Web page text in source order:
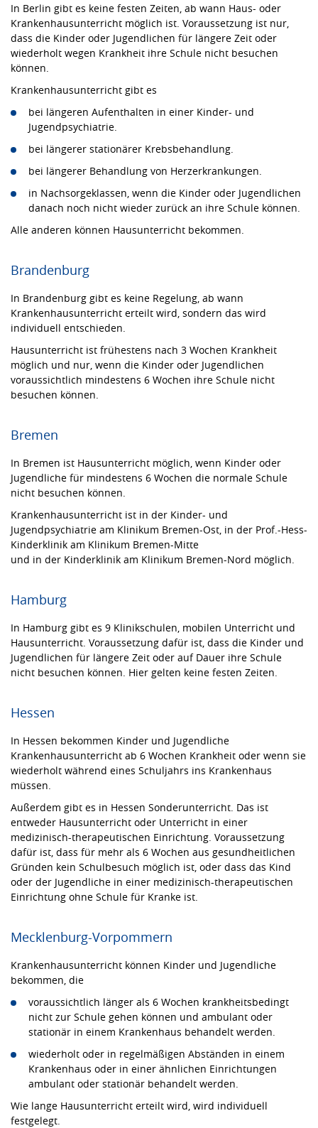
In Berlin gibt es keine festen Zeiten, ab wann Haus- oder
Krankenhausunterricht möglich ist. Voraussetzung ist nur,
dass die Kinder oder Jugendlichen für längere Zeit oder
wiederholt wegen Krankheit ihre Schule nicht besuchen
können.
Krankenhausunterricht gibt es
bei längeren Aufenthalten in einer Kinder- und
Jugendpsychiatrie.
bei längerer stationärer Krebsbehandlung.
bei längerer Behandlung von Herzerkrankungen.
in Nachsorgeklassen, wenn die Kinder oder Jugendlichen
danach noch nicht wieder zurück an ihre Schule können.
Alle anderen können Hausunterricht bekommen.
Brandenburg
In Brandenburg gibt es keine Regelung, ab wann
Krankenhausunterricht erteilt wird, sondern das wird
individuell entschieden.
Hausunterricht ist frühestens nach 3 Wochen Krankheit
möglich und nur, wenn die Kinder oder Jugendlichen
voraussichtlich mindestens 6 Wochen ihre Schule nicht
besuchen können.
Bremen
In Bremen ist Hausunterricht möglich, wenn Kinder oder
Jugendliche für mindestens 6 Wochen die normale Schule
nicht besuchen können.
Krankenhausunterricht ist in der Kinder- und
Jugendpsychiatrie am Klinikum Bremen-Ost, in der Prof.-Hess-
Kinderklinik am Klinikum Bremen-Mitte
und in der Kinderklinik am Klinikum Bremen-Nord möglich.
Hamburg
In Hamburg gibt es 9 Klinikschulen, mobilen Unterricht und
Hausunterricht. Voraussetzung dafür ist, dass die Kinder und
Jugendlichen für längere Zeit oder auf Dauer ihre Schule
nicht besuchen können. Hier gelten keine festen Zeiten.
Hessen
In Hessen bekommen Kinder und Jugendliche
Krankenhausunterricht ab 6 Wochen Krankheit oder wenn sie
wiederholt während eines Schuljahrs ins Krankenhaus
müssen.
Außerdem gibt es in Hessen Sonderunterricht. Das ist
entweder Hausunterricht oder Unterricht in einer
medizinisch-therapeutischen Einrichtung. Voraussetzung
dafür ist, dass für mehr als 6 Wochen aus gesundheitlichen
Gründen kein Schulbesuch möglich ist, oder dass das Kind
oder der Jugendliche in einer medizinisch-therapeutischen
Einrichtung ohne Schule für Kranke ist.
Mecklenburg-Vorpommern
Krankenhausunterricht können Kinder und Jugendliche
bekommen, die
voraussichtlich länger als 6 Wochen krankheitsbedingt
nicht zur Schule gehen können und ambulant oder
stationär in einem Krankenhaus behandelt werden.
wiederholt oder in regelmäßigen Abständen in einem
Krankenhaus oder in einer ähnlichen Einrichtungen
ambulant oder stationär behandelt werden.
Wie lange Hausunterricht erteilt wird, wird individuell
festgelegt.